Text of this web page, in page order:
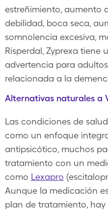
estreñimiento, aumento
debilidad, boca seca,
somnolencia excesiva,
Risperdal, Zyprexa tiene
advertencia para
relacionada a la
Alternativas naturales a
Las condiciones de
como un enfoque
antipsicótico, muchos
tratamiento con un
como Lexapro
Aunque la medicación
plan de tratamiento,